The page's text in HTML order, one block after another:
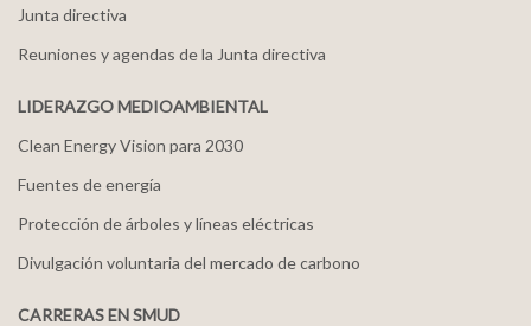
Junta directiva
Reuniones y agendas de la Junta directiva
LIDERAZGO MEDIOAMBIENTAL
Clean Energy Vision para 2030
Fuentes de energía
Protección de árboles y líneas eléctricas
Divulgación voluntaria del mercado de carbono
CARRERAS EN SMUD